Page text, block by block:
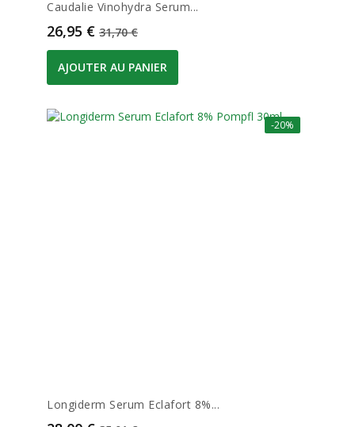
Caudalie Vinohydra Serum...
Prix
26,95 € Prix de base
31,70 €
AJOUTER AU PANIER
-20%
Longiderm Serum Eclafort 8%...